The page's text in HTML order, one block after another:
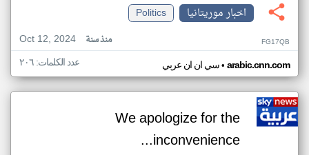
اخبار موريتانيا
Politics
Oct 12, 2024
منذ سنة FG17QB
سي ان ان عربي• arabic.cnn.com عدد الكلمات: ٢٠٦
We apologize for the
inconvenience...